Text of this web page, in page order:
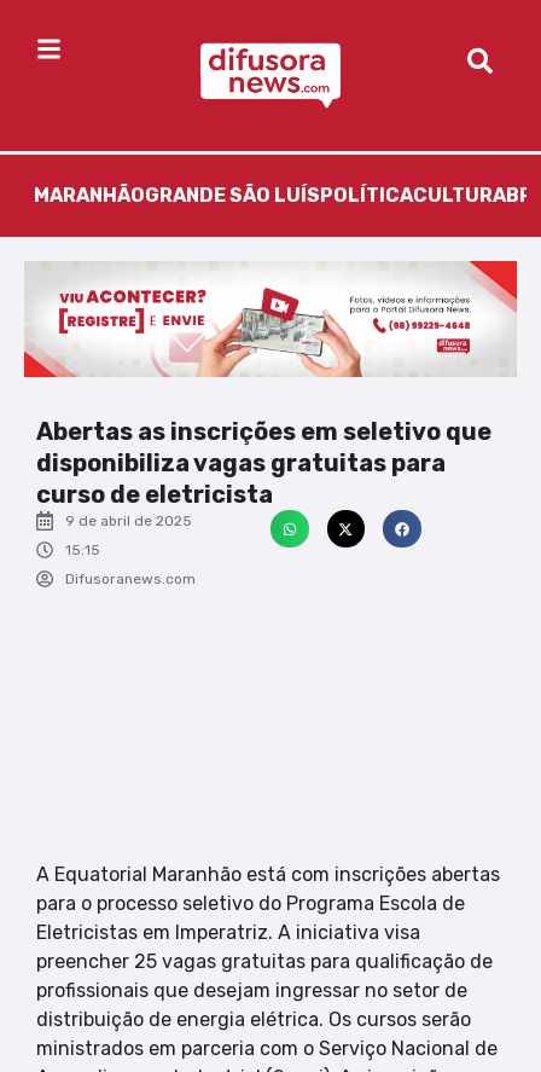
MARANHÃOGRANDE SÃO LUÍS POLÍTICACULTURA
Abertas as inscrições em seletivo que
disponibiliza vagas gratuitas para
curso de eletricista
9 de abril de 2025
15:15
Difusoranews.com
A Equatorial Maranhão está com inscrições abertas
para o processo seletivo do Programa Escola de
Eletricistas em Imperatriz. A iniciativa visa
preencher 25 vagas gratuitas para qualificação de
profissionais que desejam ingressar no setor de
distribuição de energia elétrica. Os cursos serão
ministrados em parceria com o Serviço Nacional de